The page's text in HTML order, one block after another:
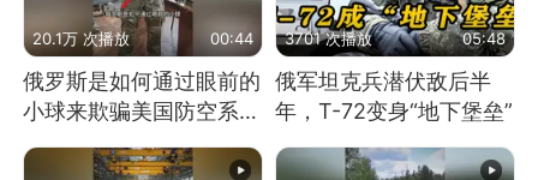
20.1万 次播放 00:44
俄罗斯是如何通过眼前的
小球来欺骗美国防空系统
的
3701 次播放 05:48
俄军坦克兵潜伏敌后半
年，T-72变身“地下堡垒”